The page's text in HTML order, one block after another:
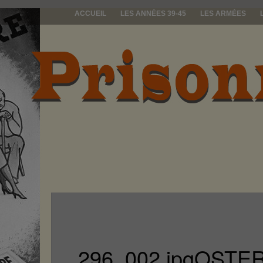
ACCUEIL LES ANNÉES 39-45 LES ARMÉES
prisonniers